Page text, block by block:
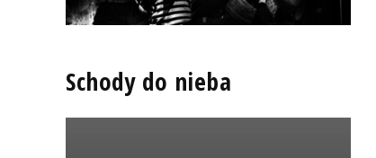
Schody do nieba